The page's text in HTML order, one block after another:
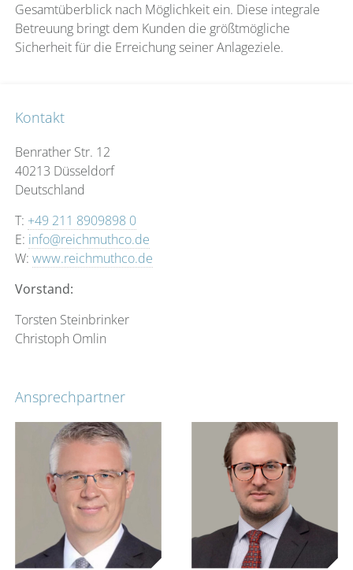
Gesamtüberblick nach Möglichkeit ein. Diese integrale
Betreuung bringt dem Kunden die größtmögliche
Sicherheit für die Erreichung seiner Anlageziele.
Kontakt
Benrather Str. 12
40213 Düsseldorf
Deutschland
T: +49 211 8909898 0
E: info@reichmuthco.de
W:www.reichmuthco.de
Vorstand:
Torsten Steinbrinker
Christoph Omlin
Ansprechpartner